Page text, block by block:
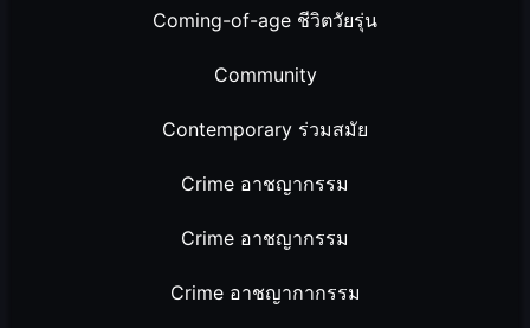
Coming-of-age ชีวิตวัยรุ่น
Community
Contemporary ร่วมสมัย
Crime อาชญากรรม
Crime อาชญากรรม
Crime อาชญากากรรม